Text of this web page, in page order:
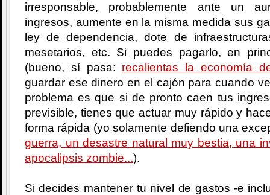
irresponsable, probablemente ante un
ingresos, aumente en la misma medida sus
ley de dependencia, dote de
mesetarios, etc. Si puedes pagarlo, en
(bueno, sí pasa: recalientas la economía
guardar ese dinero en el cajón para cuando
problema es que si de pronto caen tus
previsible, tienes que actuar muy rápido y
forma rápida (yo solamente defiendo una
guerra, un desastre natural muy bestia, una
apocalipsis zombie...).
Si decides mantener tu nivel de gastos -e